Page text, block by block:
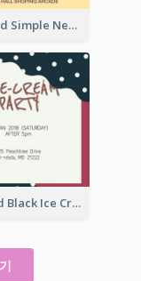
Cute And Simple New Year Celebration Invitation
Red And Black Ice Cream Party Invitation